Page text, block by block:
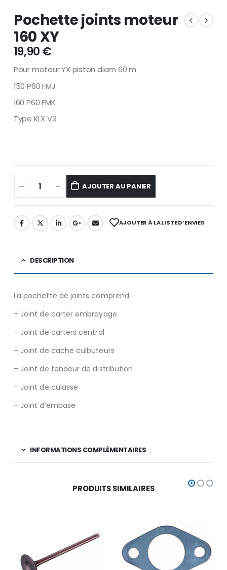
Pochette joints moteur
160 XY
19,90€
Pour moteur YX piston diam 60 m
150 P60 FMJ
160 P60 FMK
Type KLX V3
AJOUTER AU PANIER
AJOUTER À LA LISTE D’ENVIES
DESCRIPTION
La pochette de joints comprend :
– Joint de carter embrayage
– Joint de carters central
– Joint de cache culbuteurs
– Joint de tendeur de distribution
– Joint de culasse
– Joint d’embase
INFORMATIONS COMPLÉMENTAIRES
PRODUITS SIMILAIRES